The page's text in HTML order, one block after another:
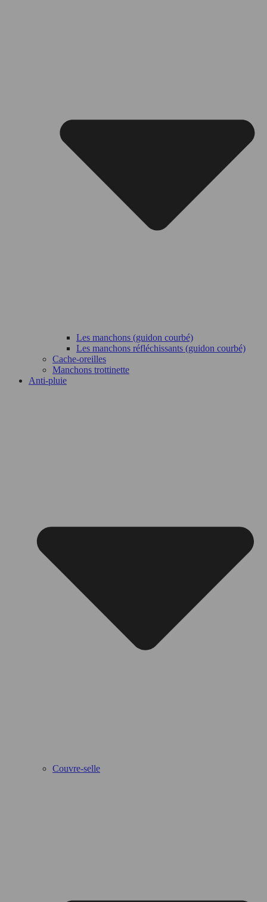
Les manchons (guidon courbé)
Les manchons réfléchissants (guidon courbé)
Cache-oreilles
Manchons trottinette
Anti-pluie
Couvre-selle